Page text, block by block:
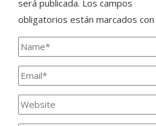
será publicada. Los campos
obligatorios están marcados con